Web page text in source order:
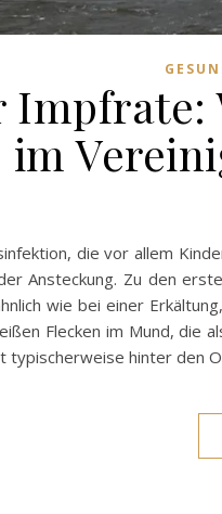
im
die vor allem
Ansteckung. Zu den
wie bei einer
Flecken im Mund, die
typischerweise hinter den